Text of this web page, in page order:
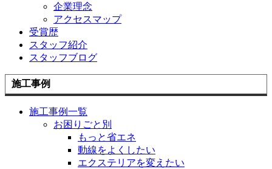
企業理念
アクセスマップ
受賞歴
スタッフ紹介
スタッフブログ
施工事例
施工事例一覧
お困りごと別
もっと省エネ
動線をよくしたい
エクステリアを変えたい